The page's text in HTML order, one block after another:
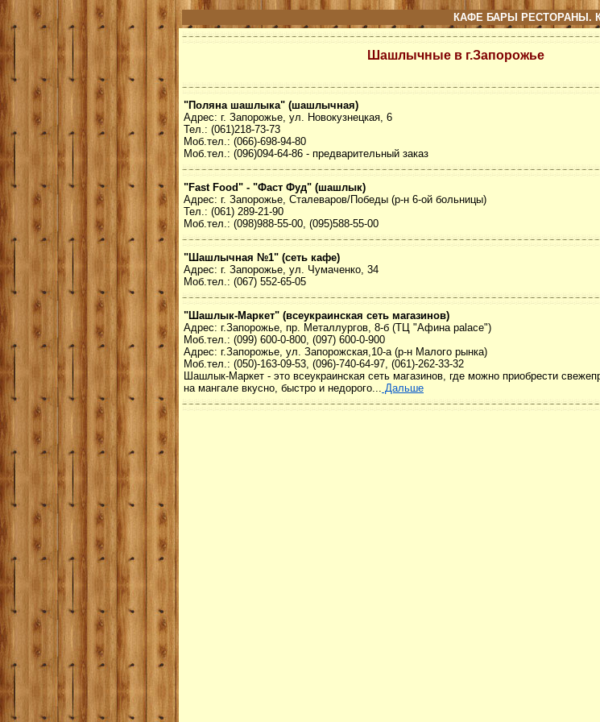
КАФЕ БАРЫ РЕСТОРАНЫ.
Шашлычные в г.Запорожье
"Поляна шашлыка" (шашлычная)
Адрес: г. Запорожье, ул. Новокузнецкая, 6
Тел.: (061)218-73-73
Моб.тел.: (066)-698-94-80
Моб.тел.: (096)094-64-86 - предварительный заказ
"Fast Food" - "Фаст Фуд" (шашлык)
Адрес: г. Запорожье, Сталеваров/Победы (р-н 6-ой больницы)
Тел.: (061) 289-21-90
Моб.тел.: (098)988-55-00, (095)588-55-00
"Шашлычная №1" (сеть кафе)
Адрес: г. Запорожье, ул. Чумаченко, 34
Моб.тел.: (067) 552-65-05
"Шашлык-Маркет" (всеукраинская сеть магазинов)
Адрес: г.Запорожье, пр. Металлургов, 8-б (ТЦ "Афина palace")
Моб.тел.: (099) 600-0-800, (097) 600-0-900
Адрес: г.Запорожье, ул. Запорожская,10-а (р-н Малого рынка)
Моб.тел.: (050)-163-09-53, (096)-740-64-97, (061)-262-33-32
Шашлык-Маркет - это всеукраинская сеть магазинов, где можно приобрести
на мангале вкусно, быстро и недорого... Дальше